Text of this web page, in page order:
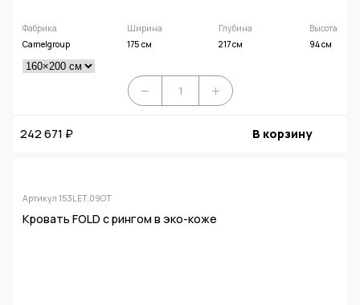
Фабрика
Camelgroup
Ширина
175 см
Глубина
217 см
Высота
94 см
242 671 ₽ В корзину
Артикул 153LET.09OT
Кровать FOLD с рингом в эко-коже